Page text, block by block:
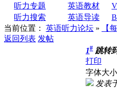
听力专题
英语教材
听力搜索
英语导读
当前位置： 英语听力论坛 » 【
返回列表 发帖
1# 跳转
打印
字体大
发表